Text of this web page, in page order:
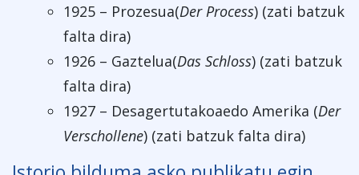
1925 – Prozesua(Der Process) (zati batzuk
falta dira)
1926 – Gaztelua(Das Schloss) (zati batzuk
falta dira)
1927 – Desagertutakoaedo Amerika (Der
Verschollene) (zati batzuk falta dira)